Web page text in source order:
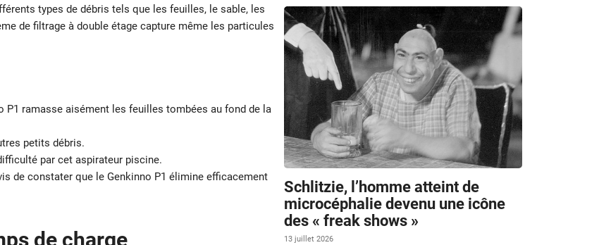
types de débris tels que les feuilles, le sable, les
de filtrage à double étage capture même les particules
P1 ramasse aisément les feuilles tombées au fond de la
petits débris.
par cet aspirateur piscine.
de constater que le Genkinno P1 élimine efficacement
de charge
Schlitzie, l’homme atteint de
microcéphalie devenu une icône
des « freak shows »
13 juillet 2026